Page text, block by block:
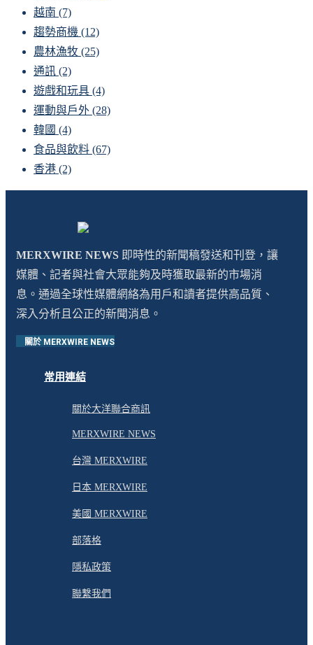
越南 (7)
趨勢商機 (12)
農林漁牧 (25)
通訊 (2)
遊戲和玩具 (4)
運動與戶外 (28)
韓國 (4)
食品與飲料 (67)
香港 (2)
MERXWIRE NEWS 即時性的新聞稿發送和刊登，讓
媒體、記者與社會大眾能夠及時獲取最新的市場消
息。通過全球性媒體網絡為用戶和讀者提供高品質、
深入分析且公正的新聞消息。
關於 MERXWIRE NEWS
常用連結
關於大洋聯合商訊
MERXWIRE NEWS
台灣 MERXWIRE
日本 MERXWIRE
美國 MERXWIRE
部落格
隱私政策
聯繫我們